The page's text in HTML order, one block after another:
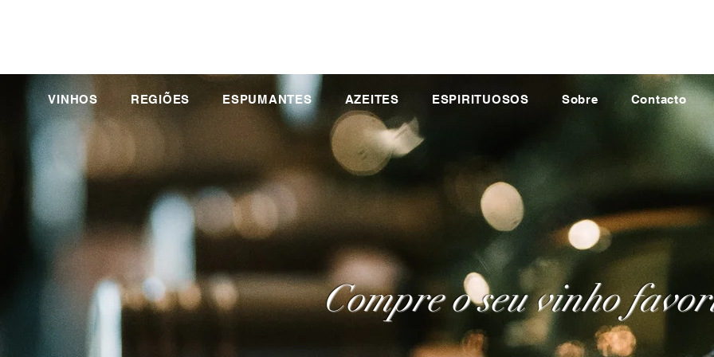
VINHOS REGIÕES ESPUMANTES AZEITES ESPIRITUOSOS Sobre Contacto
Compre o seu vinho